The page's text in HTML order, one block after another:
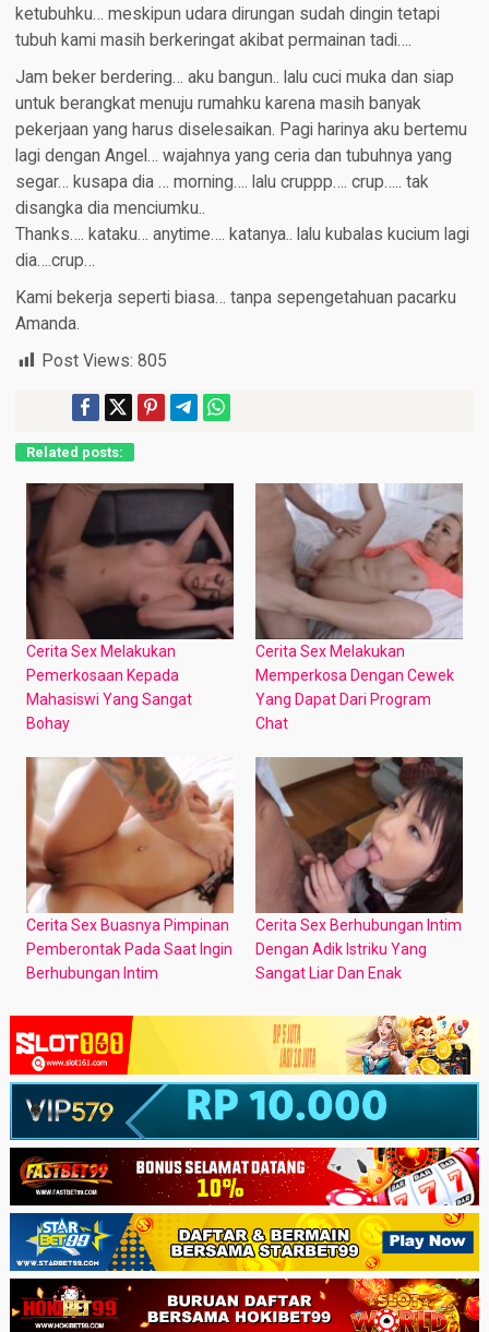
ketubuhku… meskipun udara dirungan sudah dingin tetapi
tubuh kami masih berkeringat akibat permainan tadi….
Jam beker berdering… aku bangun.. lalu cuci muka dan siap
untuk berangkat menuju rumahku karena masih banyak
pekerjaan yang harus diselesaikan. Pagi harinya aku bertemu
lagi dengan Angel… wajahnya yang ceria dan tubuhnya yang
segar… kusapa dia … morning…. lalu cruppp…. crup….. tak
disangka dia menciumku..
Thanks…. kataku… anytime…. katanya.. lalu kubalas kucium lagi
dia….crup…
Kami bekerja seperti biasa… tanpa sepengetahuan pacarku
Amanda.
Post Views: 805
Related posts:
Cerita Sex Melakukan
Pemerkosaan Kepada
Mahasiswi Yang Sangat
Bohay
Cerita Sex Melakukan
Memperkosa Dengan Cewek
Yang Dapat Dari Program
Chat
Cerita Sex Buasnya Pimpinan
Pemberontak Pada Saat Ingin
Berhubungan Intim
Cerita Sex Berhubungan Intim
Dengan Adik Istriku Yang
Sangat Liar Dan Enak